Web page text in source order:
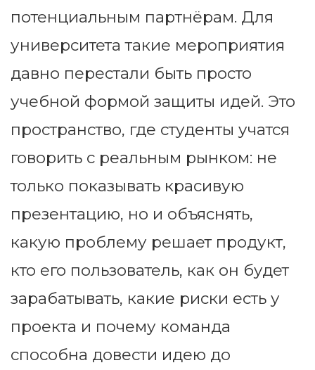
потенциальным партнёрам. Для
университета такие мероприятия
давно перестали быть просто
учебной формой защиты идей. Это
пространство, где студенты учатся
говорить с реальным рынком: не
только показывать красивую
презентацию, но и объяснять,
какую проблему решает продукт,
кто его пользователь, как он будет
зарабатывать, какие риски есть у
проекта и почему команда
способна довести идею до